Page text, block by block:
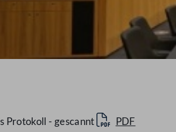
Protokoll - gescannt PDF